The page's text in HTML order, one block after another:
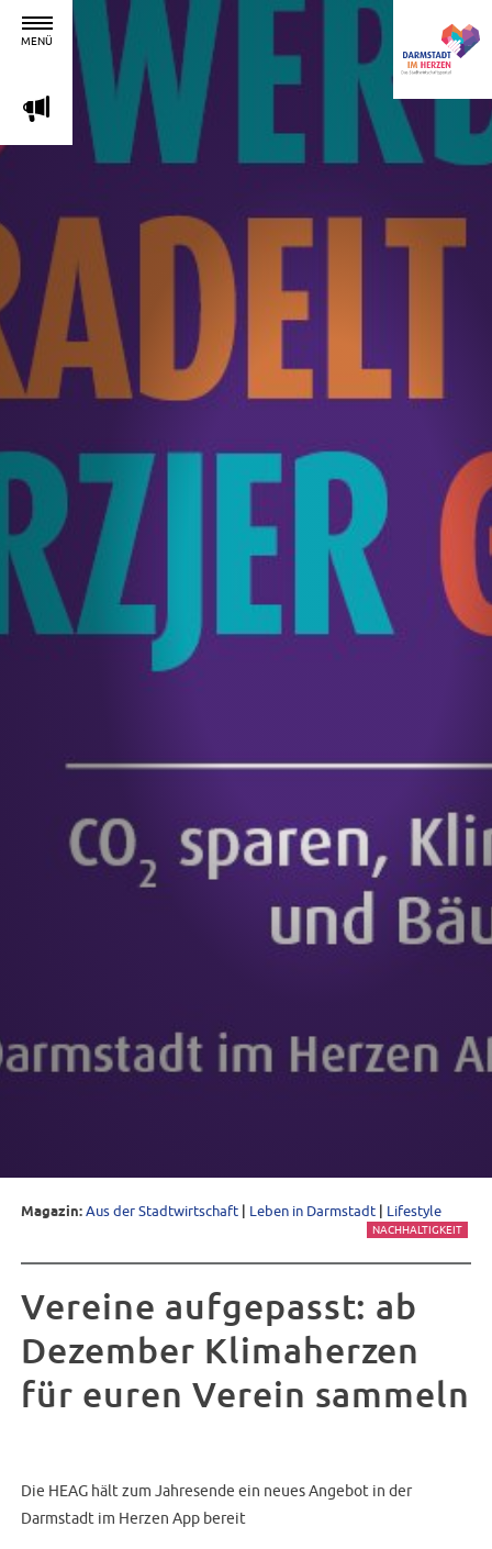
MENÜ
m
Magazin:Aus der Stadtwirtschaft | Leben in Darmstadt | Lifestyle
NACHHALTIGKEIT
Vereine aufgepasst: ab
Dezember Klimaherzen
für euren Verein sammeln
Die HEAG hält zum Jahresende ein neues Angebot in der
Darmstadt im Herzen App bereit